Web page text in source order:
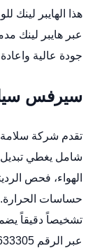
هذا الهايبر
عبر هايبر لينك
جودة عالية
سيرفس
تقدم شركة
شامل يغطي
الهواء، فحص
حساسات
تشخيصاً دقيقاً